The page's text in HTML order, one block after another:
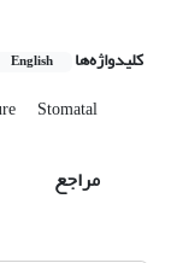
کلیدواژه‌ها English
Stomatal
مراجع